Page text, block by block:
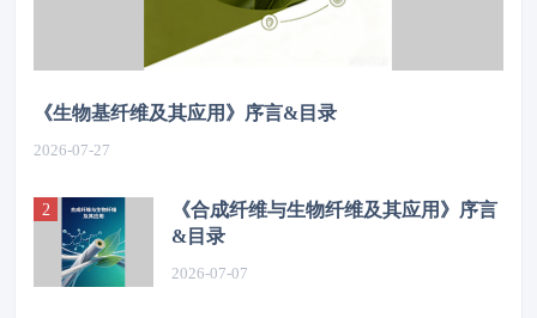
《生物基纤维及其应用》序言&目录
2026-07-27
《合成纤维与生物纤维及其应用》序言
&目录
2026-07-07